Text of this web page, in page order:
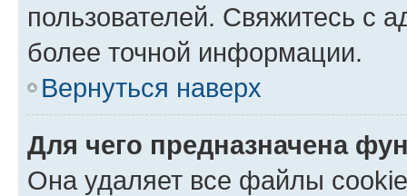
пользователей. Свяжитесь с
более точной информации.
Вернуться наверх
Для чего предназначена
Она удаляет все файлы